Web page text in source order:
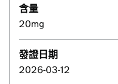
含量
20mg
發證日期
2026-03-12